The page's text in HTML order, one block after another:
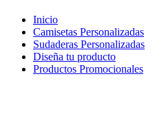
Inicio
Camisetas Personalizadas
Sudaderas Personalizadas
Diseña tu producto
Productos Promocionales